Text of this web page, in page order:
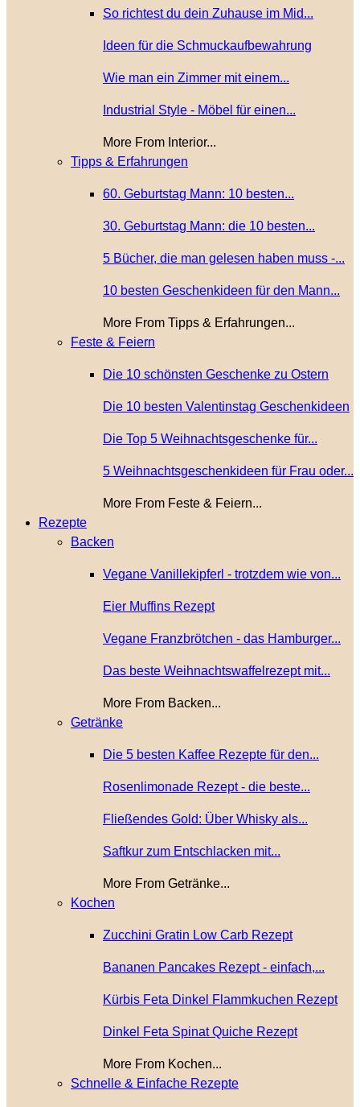
So richtest du dein Zuhause im Mid...
Ideen für die Schmuckaufbewahrung
Wie man ein Zimmer mit einem...
Industrial Style - Möbel für einen...
More From Interior...
Tipps & Erfahrungen
60. Geburtstag Mann: 10 besten...
30. Geburtstag Mann: die 10 besten...
5 Bücher, die man gelesen haben muss -...
10 besten Geschenkideen für den Mann...
More From Tipps & Erfahrungen...
Feste & Feiern
Die 10 schönsten Geschenke zu Ostern
Die 10 besten Valentinstag Geschenkideen
Die Top 5 Weihnachtsgeschenke für...
5 Weihnachtsgeschenkideen für Frau oder...
More From Feste & Feiern...
Rezepte
Backen
Vegane Vanillekipferl - trotzdem wie von...
Eier Muffins Rezept
Vegane Franzbrötchen - das Hamburger...
Das beste Weihnachtswaffelrezept mit...
More From Backen...
Getränke
Die 5 besten Kaffee Rezepte für den...
Rosenlimonade Rezept - die beste...
Fließendes Gold: Über Whisky als...
Saftkur zum Entschlacken mit...
More From Getränke...
Kochen
Zucchini Gratin Low Carb Rezept
Bananen Pancakes Rezept - einfach,...
Kürbis Feta Dinkel Flammkuchen Rezept
Dinkel Feta Spinat Quiche Rezept
More From Kochen...
Schnelle & Einfache Rezepte